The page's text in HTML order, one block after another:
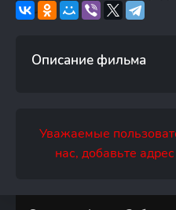
Описание фильма
Уважаемые
нас, добавьте